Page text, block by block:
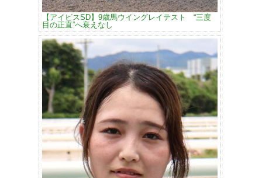
【アイビスSD】9歳馬ウイングレイテスト “三度
目の正直”へ衰えなし